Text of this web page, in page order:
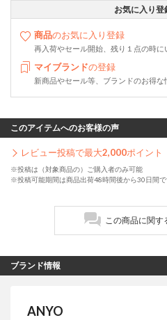
お気に入り登
商品のお気に入り登録
再入荷やセール開始、残り１点の時に
マイブランドの登録
新商品やセール等、ブランドのお得な
このアイテムへのお客様の声
レビュー投稿で最大2,000ポイント
※投稿は（対象商品の）ご購入者のみ可能
※投稿可能期間は商品出荷48時間後から30日間
この商品に関す
ブランド情報
ANYO